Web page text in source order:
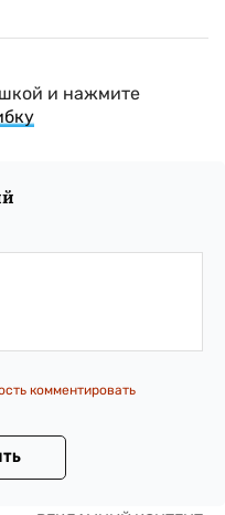
и нажмите
комментировать